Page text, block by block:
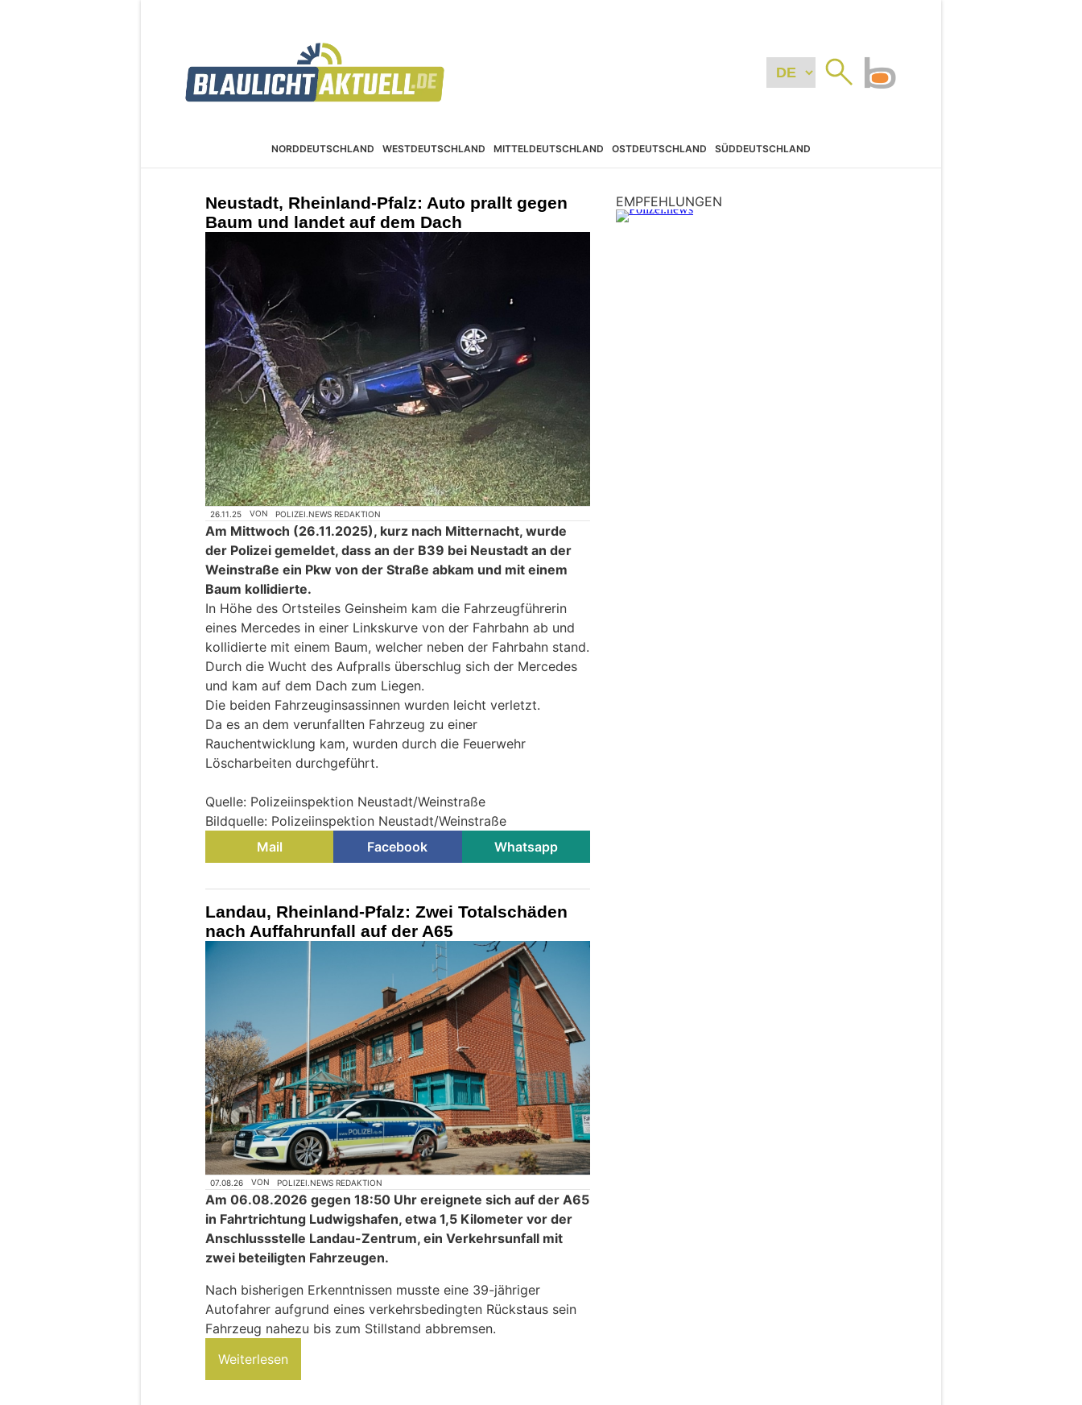
NORDDEUTSCHLAND WESTDEUTSCHLAND MITTELDEUTSCHLAND OSTDEUTSCHLAND SÜDDEUTSCHLAND
Neustadt, Rheinland-Pfalz: Auto prallt gegen
Baum und landet auf dem Dach
26.11.25 VON POLIZEI.NEWS REDAKTION
Am Mittwoch (26.11.2025), kurz nach Mitternacht, wurde
der Polizei gemeldet, dass an der B39 bei Neustadt an der
Weinstraße ein Pkw von der Straße abkam und mit einem
Baum kollidierte.
In Höhe des Ortsteiles Geinsheim kam die Fahrzeugführerin
eines Mercedes in einer Linkskurve von der Fahrbahn ab und
kollidierte mit einem Baum, welcher neben der Fahrbahn stand.
Durch die Wucht des Aufpralls überschlug sich der Mercedes
und kam auf dem Dach zum Liegen.
Die beiden Fahrzeuginsassinnen wurden leicht verletzt.
Da es an dem verunfallten Fahrzeug zu einer
Rauchentwicklung kam, wurden durch die Feuerwehr
Löscharbeiten durchgeführt.
Quelle: Polizeiinspektion Neustadt/Weinstraße
Bildquelle: Polizeiinspektion Neustadt/Weinstraße
Mail
Facebook Whatsapp
Landau, Rheinland-Pfalz: Zwei Totalschäden
nach Auffahrunfall auf der A65
07.08.26 VON POLIZEI.NEWS REDAKTION
Am 06.08.2026 gegen 18:50 Uhr ereignete sich auf der A65
in Fahrtrichtung Ludwigshafen, etwa 1,5 Kilometer vor der
Anschlussstelle Landau-Zentrum, ein Verkehrsunfall mit
zwei beteiligten Fahrzeugen.
Nach bisherigen Erkenntnissen musste eine 39-jähriger
Autofahrer aufgrund eines verkehrsbedingten Rückstaus sein
Fahrzeug nahezu bis zum Stillstand abbremsen.
Weiterlesen
EMPFEHLUNGEN